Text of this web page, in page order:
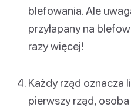
blefowania. Ale
przyłapany na
razy więcej!
Każdy rząd oznacza
pierwszy rząd,